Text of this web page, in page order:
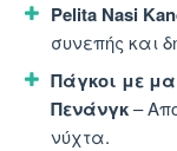
Pelita Nasi
συνεπής και
Πάγκοι με
Πενάνγκ–
νύχτα.